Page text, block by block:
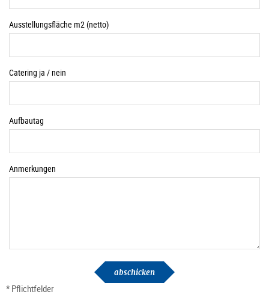
Ausstellungsfläche m2 (netto)
Catering ja / nein
Aufbautag
Anmerkungen
abschicken
* Pflichtfelder